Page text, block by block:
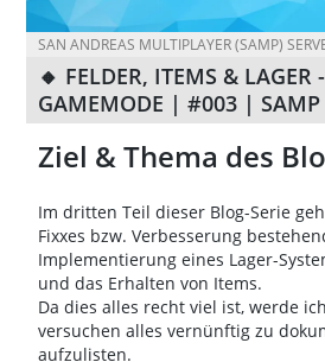
SAN ANDREAS MULTIPLAYER (SAMP)
🔸 FELDER, ITEMS & LAGER
GAMEMODE | #003 | SAMP
Ziel & Thema des
Im dritten Teil dieser Blog-Serie
Fixxes bzw. Verbesserung
Implementierung eines Lager-
und das Erhalten von Items.
Da dies alles recht viel ist, werde
versuchen alles vernünftig zu
aufzulisten.